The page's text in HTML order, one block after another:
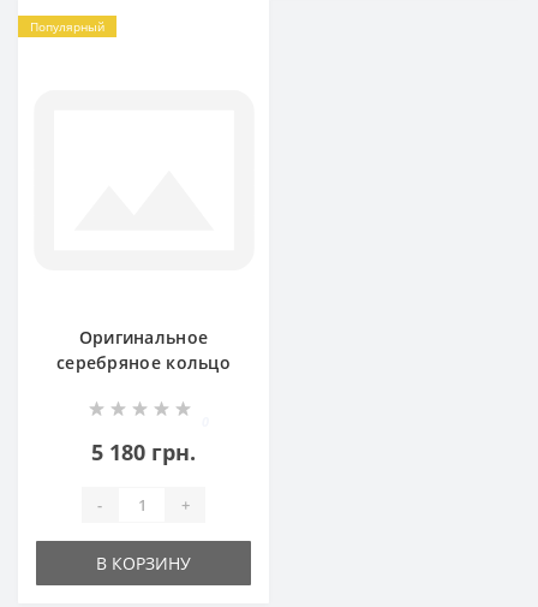
Популярный
Оригинальное
серебряное кольцо
5 180 грн.
- +
В КОРЗИНУ